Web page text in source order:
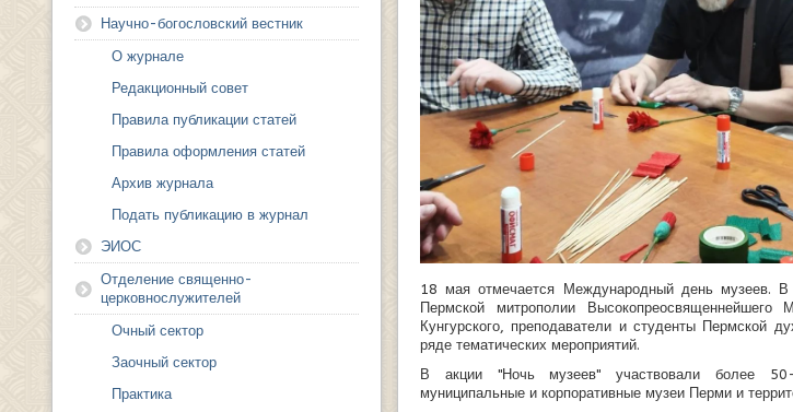
18 мая отмечается Международный день музеев.
Пермской митрополии
Кунгурского, преподаватели и студенты Пермской
ряде тематических мероприятий.
В акции "Ночь музеев" участвовали более 50-
муниципальные и корпоративные музеи Перми и
Научно-богословский вестник
О журнале
Редакционный совет
Правила публикации статей
Правила оформления статей
Архив журнала
Подать публикацию в журнал
ЭИОС
Отделение священно-
церковнослужителей
Очный сектор
Заочный сектор
Практика